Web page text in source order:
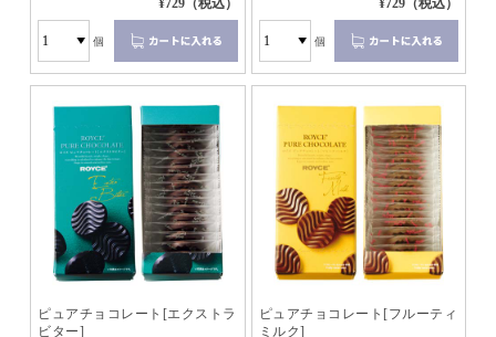
¥729（税込）
個
¥729（税込）
個
ピュアチョコレート[エクストラ
ビター]
ピュアチョコレート[フルーティ
ミルク]